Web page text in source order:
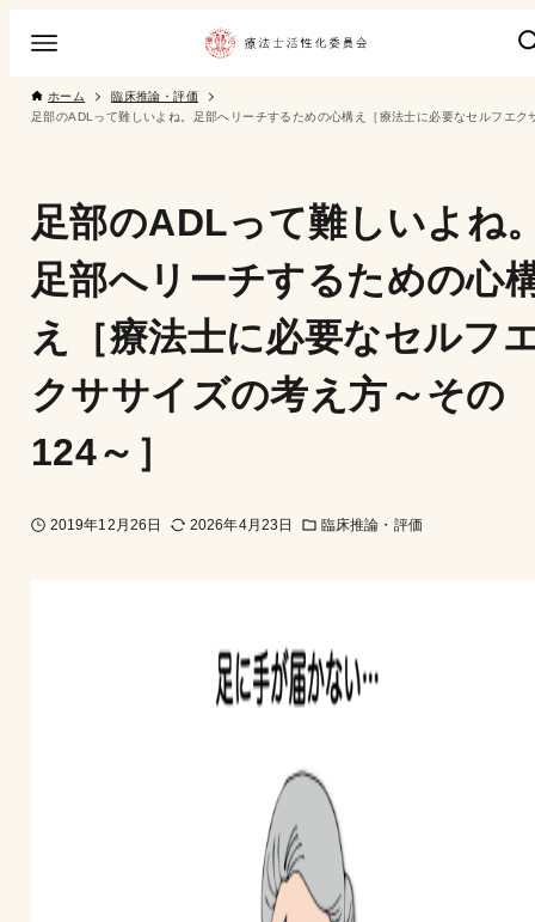
ホーム 臨床推論・評価
足部のADLって難しいよね
足部へリーチするための心
え［療法士に必要なセルフ
クササイズの考え方～その
124～］
2019年12月26日 2026年4月23日 臨床推論・評価